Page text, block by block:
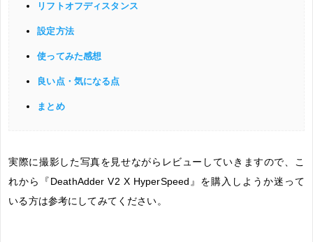
リフトオフディスタンス
設定方法
使ってみた感想
良い点・気になる点
まとめ
実際に撮影した写真を見せながらレビューしていきますので、こ
れから『DeathAdder V2 X HyperSpeed』を購入しようか迷って
いる方は参考にしてみてください。